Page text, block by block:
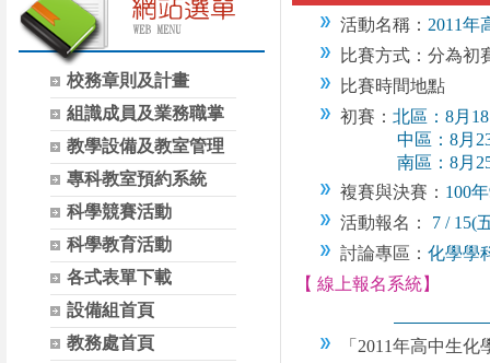
校務章則及計畫
組識成員及業務職掌
教學設備及教室管理
專科教室預約系統
科學競賽活動
科學教育活動
各式表單下載
設備組首頁
教務處首頁
活動名稱： 2011年
比賽方式：分為初
比賽時間地點
初賽： 北區 ：8月
中區：8月23
南區：8月25
複賽與決賽 ： 100
活動報名：
7 / 15(
討論專區 ： 化學學
【 線上報名系統】
「2011年高中生